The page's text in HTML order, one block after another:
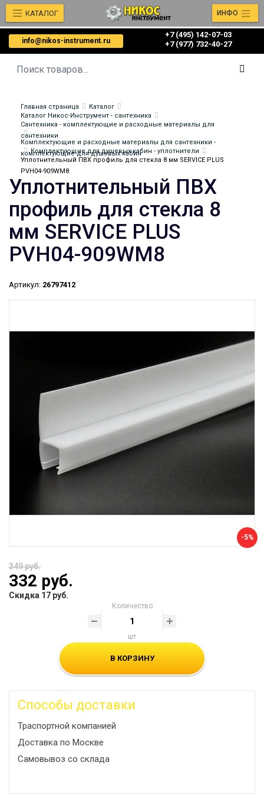
info@nikos-instrument.ru
+7 (495) 142-07-03
‎‎+7 (977) 732-40-27
КАТАЛОГ ИНФО
Главная страница
Каталог
Каталог Никос-Инструмент - сантехника
Сантехника - комплектующие и расходные материалы для
сантехники
Комплектующие и расходные материалы для сантехники -
комплектующие для душевых кабин
Комплектующие для душевых кабин - уплотнители
Уплотнительный ПВХ профиль для стекла 8 мм SERVICE PLUS
PVH04-909WM8
Уплотнительный ПВХ
профиль для стекла 8
мм SERVICE PLUS
PVH04-909WM8
Артикул: 26797412
-5%
349 руб.
332 руб.
Скидка 17 руб.
Количество
шт
В КОРЗИНУ
Способы доставки
Траспортной компанией
Доставка по Москве
Самовывоз со склада